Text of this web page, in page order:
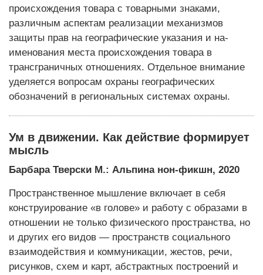
происхождения товара с товарными знаками,
различным аспектам реализации механизмов
защиты прав на географические указания и на­
именования места происхождения товара в
трансграничных отношениях. Отдельное внимание
уделяется вопросам охраны географических
обозначений в региональных системах охраны.
Ум в движении. Как действие формирует
мысль
Барбара Тверски М.: Альпина нон-фикшн, 2020
Пространственное мышление включает в себя
конструирование «в голове» и работу с образами в
отношении не только физического пространства, но
и других его видов — пространств социального
взаимодействия и коммуникации, жестов, речи,
рисунков, схем и карт, абстрактных построений и